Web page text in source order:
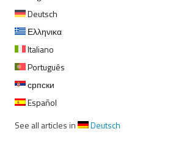
Deutsch
Ελληνικα
Italiano
Português
српски
Español
See all articles in
Deutsch